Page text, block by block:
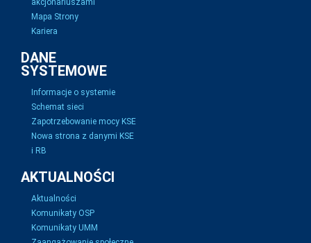
akcjonariuszami
Mapa Strony
Kariera
DANE
SYSTEMOWE
Informacje o systemie
Schemat sieci
Zapotrzebowanie mocy KSE
Nowa strona z danymi KSE
i RB
AKTUALNOŚCI
Aktualności
Komunikaty OSP
Komunikaty UMM